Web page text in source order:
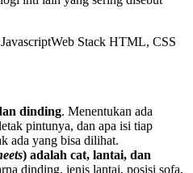
Web Stack HTML, CSS
dinding. Menentukan ada
pintunya, dan apa isi tiap
ada yang bisa dilihat.
) adalah cat, lantai, dan
dinding, jenis lantai, posisi sofa,